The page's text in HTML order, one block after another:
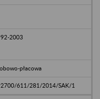
2003
płacowa
611/281/2014/SAK/1